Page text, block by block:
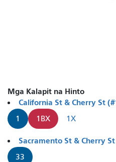
Mga Kalapit na Hinto
California St & Cherry St
1 1BX 1X
Sacramento St & Cherry
33